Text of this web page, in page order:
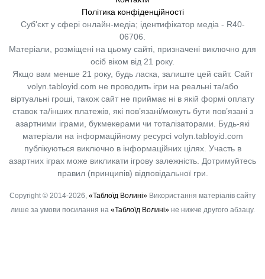
Політика конфіденційності
Суб'єкт у сфері онлайн-медіа; ідентифікатор медіа - R40-
06706.
Матеріали, розміщені на цьому сайті, призначені виключно для
осіб віком від 21 року.
Якщо вам менше 21 року, будь ласка, залиште цей сайт. Сайт
volyn.tabloyid.com не проводить ігри на реальні та/або
віртуальні гроші, також сайт не приймає ні в якій формі оплату
ставок та/інших платежів, які пов’язані/можуть бути пов’язані з
азартними іграми, букмекерами чи тоталізаторами. Будь-які
матеріали на інформаційному ресурсі volyn.tabloyid.com
публікуються виключно в інформаційних цілях. Участь в
азартних іграх може викликати ігрову залежність. Дотримуйтесь
правил (принципів) відповідальної гри.
Copyright © 2014-2026, «Таблоїд Волині» Використання матеріалів сайту
лише за умови посилання на «Таблоїд Волині»не нижче другого абзацу.